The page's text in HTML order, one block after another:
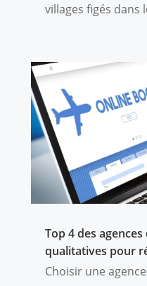
villages figés dans
Top 4 des
qualitatives pour
Choisir une